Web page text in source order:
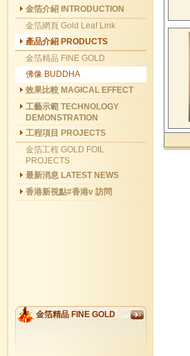
金箔介紹 INTRODUCTION
金箔網頁 Gold Leaf Link
產品介紹 PRODUCTS
金箔精品 FINE GOLD
佛像 BUDDHA
效果比較 MAGICAL EFFECT
工藝示範 TECHNOLOGY
DEMONSTRATION
工程項目 PROJECTS
金箔工程 GOLD FOIL
PROJECTS
最新消息 LATEST NEWS
香港新視點#香港v 訪問
金箔精品 FINE GOLD